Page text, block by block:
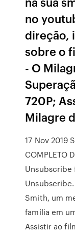
no
direção,
sobre o
- O
720P;
Milagre
17 Nov 2019
COMPLETO
Unsubscribe
Smith, um
família em
Assistir ao